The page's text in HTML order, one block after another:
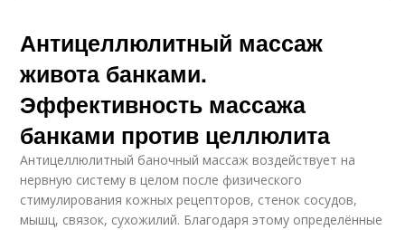
Антицеллюлитный массаж
живота банками.
Эффективность массажа
банками против целлюлита
Антицеллюлитный баночный массаж воздействует на
нервную систему в целом после физического
стимулирования кожных рецепторов, стенок сосудов,
мышц, связок, сухожилий. Благодаря этому определённые